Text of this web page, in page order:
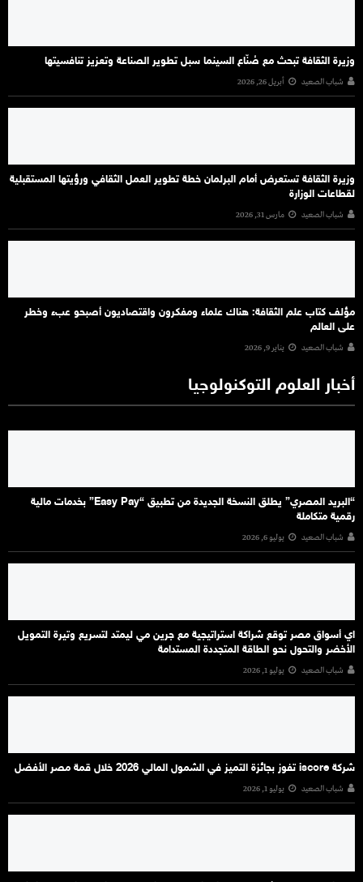
وزيرة الثقافة تبحث مع صُنّاع السينما سبل تطوير الصناعة وتعزيز تنافسيتها
شباب الصعيد أبريل 26, 2026
وزيرة الثقافة تستعرض أمام البرلمان خطة تطوير العمل الثقافي ورؤيتها المستقبلية
لقطاعات الوزارة
شباب الصعيد مارس 31, 2026
مؤلف كتاب علم الثقافة: هناك علماء ومفكرون واقتصاديون أصبحو عبء وخطر
على العالم
شباب الصعيد يناير 9, 2026
أخبار العلوم التوكنولوجيا
“البريد المصري” يطلق النسخة الجديدة من تطبيق “Easy Pay” بخدمات مالية
رقمية متكاملة
شباب الصعيد يوليو 6, 2026
اي أسواق مصر توقع شراكة استراتيجية مع جرين مي ليمتد لتسريع وتيرة التمويل
الأخضر والتحول نحو الطاقة المتجددة المستدامة
شباب الصعيد يوليو 1, 2026
شركة iscore تفوز بجائزة التميز في الشمول المالي 2026 خلال قمة مصر الأفضل
شباب الصعيد يوليو 1, 2026